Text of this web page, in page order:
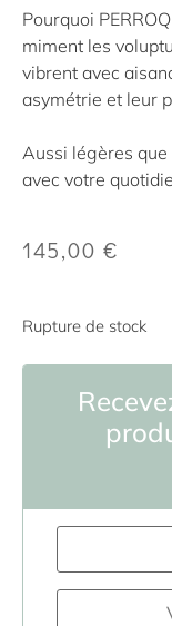
Pourquoi
miment les
vibrent avec
asymétrie et leur
Aussi légères
avec votre
145,00 €
Rupture de stock